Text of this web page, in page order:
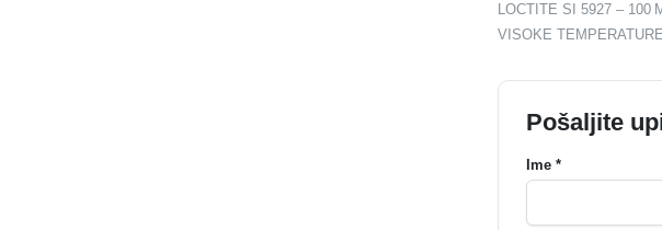
LOCTITE SI 5927 – 100
VISOKE TEMPERATURE
Pošaljite
Ime *